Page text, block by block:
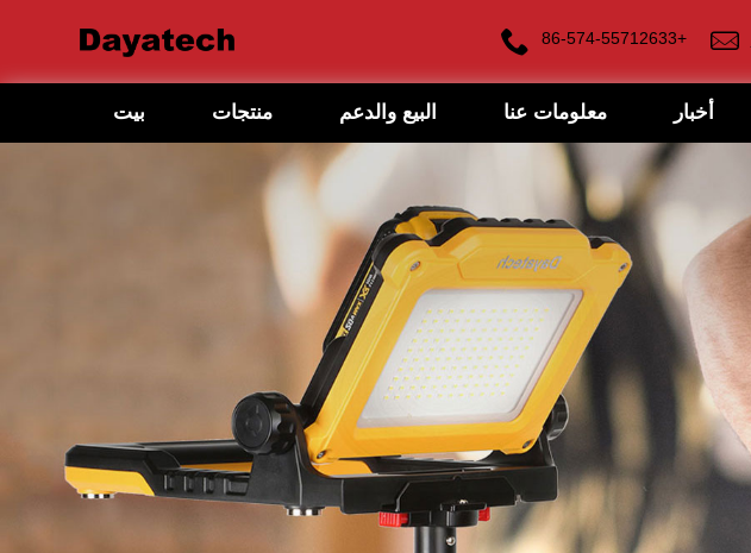
+86-574-55712633
بيت منتجات البيع والدعم معلومات عنا أخبار